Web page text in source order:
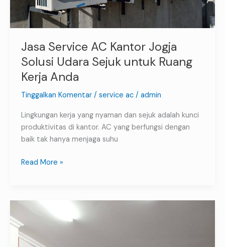
Jasa Service AC Kantor Jogja
Solusi Udara Sejuk untuk Ruang
Kerja Anda
Tinggalkan Komentar / service ac/ admin
Lingkungan kerja yang nyaman dan sejuk adalah kunci
produktivitas di kantor. AC yang berfungsi dengan
baik tak hanya menjaga suhu
Ruang
Kerja
Anda
Read More »
Tukang
Jogja
Panggilan